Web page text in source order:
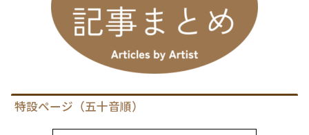
特設ページ（五十音順）